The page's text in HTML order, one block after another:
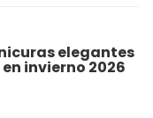
elegantes
invierno 2026